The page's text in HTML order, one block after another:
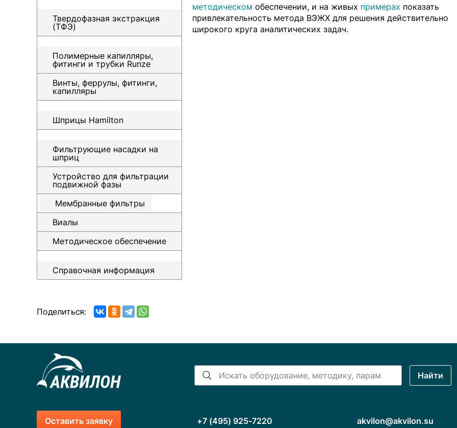
методическом обеспечении, и на живых примерах показать
привлекательность метода ВЭЖХ для решения действительно
широкого круга аналитических задач.
Твердофазная экстракция
(ТФЭ)
Полимерные капилляры,
фитинги и трубки Runze
Винты, феррулы, фитинги,
капилляры
Шприцы Hamilton
Фильтрующие насадки на
шприц
Устройство для фильтрации
подвижной фазы
Мембранные фильтры
Виалы
Методическое обеспечение
Справочная информация
Поделиться:
Найти
Оставить заявку +7 (495) 925-7220 akvilon@akvilon.su